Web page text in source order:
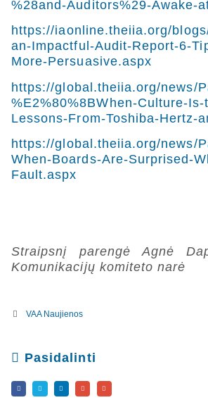
%28and-Auditors%29-Awake-
https://iaonline.theiia.org/
an-Impactful-Audit-Report-6-
More-Persuasive.aspx
https://global.theiia.org/news/
%E2%80%8BWhen-Culture-
Lessons-From-Toshiba-Hertz-
https://global.theiia.org/news/
When-Boards-Are-Surprised-
Fault.aspx
Straipsnį parengė Agnė
Komunikacijų komiteto narė
VAA Naujienos
Pasidalinti